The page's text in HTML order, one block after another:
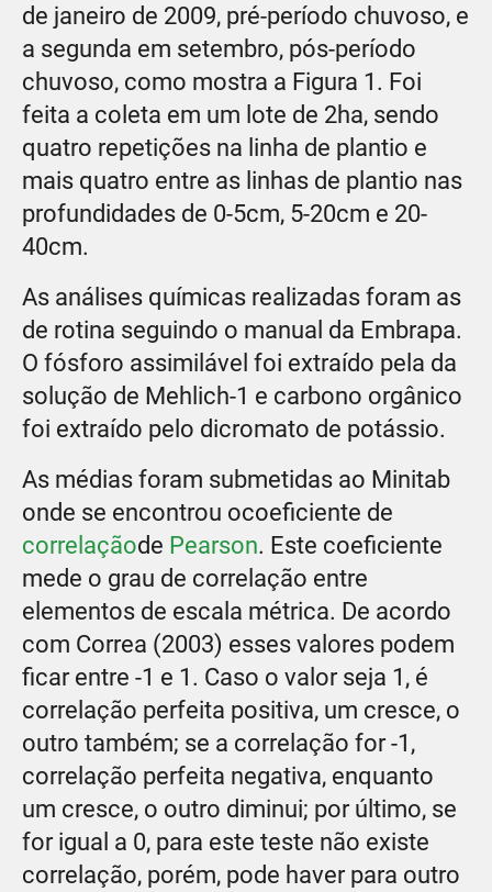
de janeiro de 2009, pré-período chuvoso, e
a segunda em setembro, pós-período
chuvoso, como mostra a Figura 1. Foi
feita a coleta em um lote de 2ha, sendo
quatro repetições na linha de plantio e
mais quatro entre as linhas de plantio nas
profundidades de 0-5cm, 5-20cm e 20-
40cm.
As análises químicas realizadas foram as
de rotina seguindo o manual da Embrapa.
O fósforo assimilável foi extraído pela da
solução de Mehlich-1 e carbono orgânico
foi extraído pelo dicromato de potássio.
As médias foram submetidas ao Minitab
onde se encontrou ocoeficiente de
correlaçãode Pearson. Este coeficiente
mede o grau de correlação entre
elementos de escala métrica. De acordo
com Correa (2003) esses valores podem
ficar entre -1 e 1. Caso o valor seja 1, é
correlação perfeita positiva, um cresce, o
outro também; se a correlação for -1,
correlação perfeita negativa, enquanto
um cresce, o outro diminui; por último, se
for igual a 0, para este teste não existe
correlação, porém, pode haver para outro